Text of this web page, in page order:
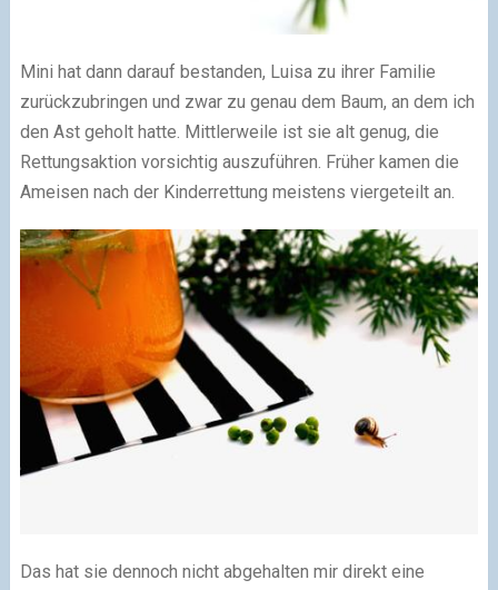
Mini hat dann darauf bestanden, Luisa zu ihrer Familie
zurückzubringen und zwar zu genau dem Baum, an dem ich
den Ast geholt hatte. Mittlerweile ist sie alt genug, die
Rettungsaktion vorsichtig auszuführen. Früher kamen die
Ameisen nach der Kinderrettung meistens viergeteilt an.
Das hat sie dennoch nicht abgehalten mir direkt eine